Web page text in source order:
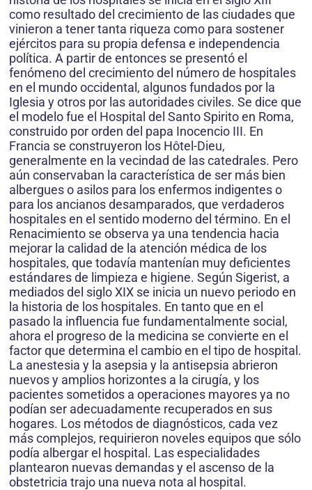
como resultado del crecimiento de las ciudades que
vinieron a tener tanta riqueza como para sostener
ejércitos para su propia defensa e independencia
política. A partir de entonces se presentó el
fenómeno del crecimiento del número de hospitales
en el mundo occidental, algunos fundados por la
Iglesia y otros por las autoridades civiles. Se dice que
el modelo fue el Hospital del Santo Spirito en Roma,
construido por orden del papa Inocencio III. En
Francia se construyeron los Hôtel-Dieu,
generalmente en la vecindad de las catedrales. Pero
aún conservaban la característica de ser más bien
albergues o asilos para los enfermos indigentes o
para los ancianos desamparados, que verdaderos
hospitales en el sentido moderno del término. En el
Renacimiento se observa ya una tendencia hacia
mejorar la calidad de la atención médica de los
hospitales, que todavía mantenían muy deficientes
estándares de limpieza e higiene. Según Sigerist, a
mediados del siglo XIX se inicia un nuevo periodo en
la historia de los hospitales. En tanto que en el
pasado la influencia fue fundamentalmente social,
ahora el progreso de la medicina se convierte en el
factor que determina el cambio en el tipo de hospital.
La anestesia y la asepsia y la antisepsia abrieron
nuevos y amplios horizontes a la cirugía, y los
pacientes sometidos a operaciones mayores ya no
podían ser adecuadamente recuperados en sus
hogares. Los métodos de diagnósticos, cada vez
más complejos, requirieron noveles equipos que sólo
podía albergar el hospital. Las especialidades
plantearon nuevas demandas y el ascenso de la
obstetricia trajo una nueva nota al hospital.